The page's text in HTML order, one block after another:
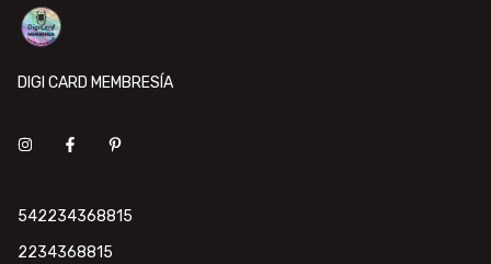
DIGI CARD MEMBRESÍA
542234368815
2234368815